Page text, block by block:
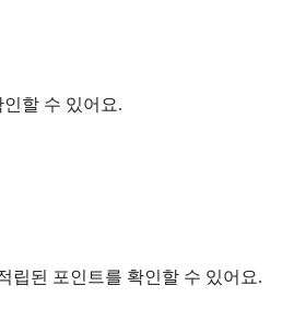
할 수 있어요.
립된 포인트를 확인할 수 있어요.